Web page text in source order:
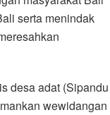
serta menindak
desa adat (Sipandu
wewidangan